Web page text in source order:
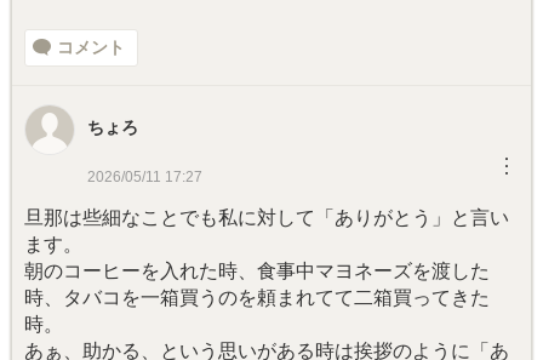
コメント
ちょろ
2026/05/11 17:27 ︙
旦那は些細なことでも私に対して「ありがとう」と言い
ます。
朝のコーヒーを入れた時、食事中マヨネーズを渡した
時、タバコを一箱買うのを頼まれてて二箱買ってきた
時。
あぁ、助かる、という思いがある時は挨拶のように「あ